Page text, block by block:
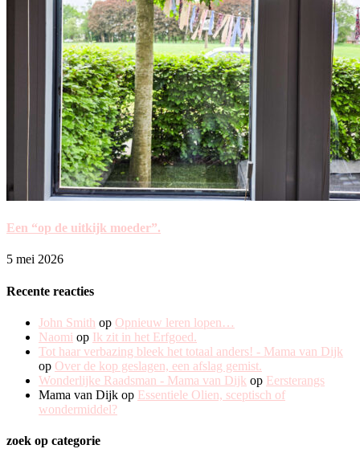
Een “op de uitkijk moeder”.
5 mei 2026
Recente reacties
John Smith op Opnieuw leren lopen…
Naomi op Ik zit in het Erfgoed.
Tot haar verbazing bleek het totaal anders! - Mama van Dijk
op Over de kop geslagen, een afslag gemist.
Wonderlijke Raadsman - Mama van Dijk op Eersterangs
Mama van Dijk op Essentiele Olien, sceptisch of
wondermiddel?
zoek op categorie